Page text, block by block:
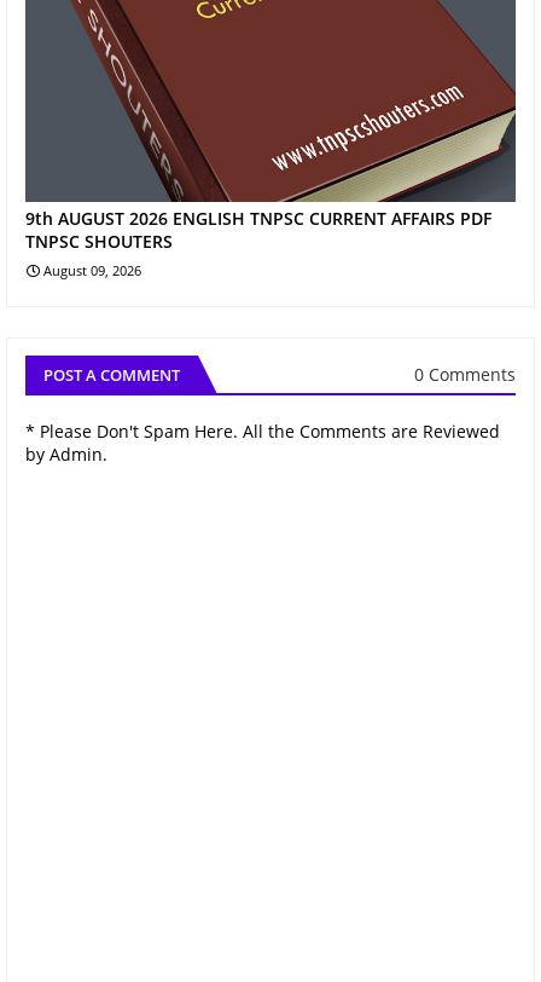
9th AUGUST 2026 ENGLISH TNPSC CURRENT AFFAIRS PDF
TNPSC SHOUTERS
August 09, 2026
POST A COMMENT 0 Comments
* Please Don't Spam Here. All the Comments are Reviewed
by Admin.